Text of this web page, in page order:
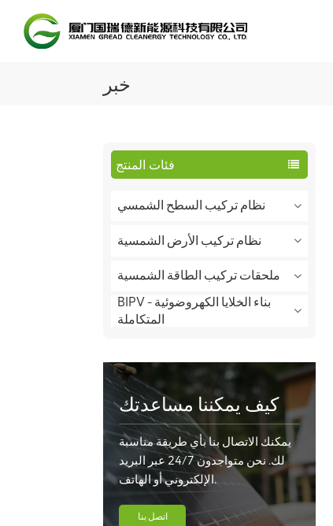
خبر
فئات المنتج
نظام تركيب السطح الشمسي
نظام تركيب الأرض الشمسية
ملحقات تركيب الطاقة الشمسية
BIPV - بناء الخلايا الكهروضوئية
المتكاملة
كيف يمكننا مساعدتك
يمكنك الاتصال بنا بأي طريقة مناسبة
لك. نحن متواجدون 24/7 عبر البريد
الإلكتروني أو الهاتف.
اتصل بنا